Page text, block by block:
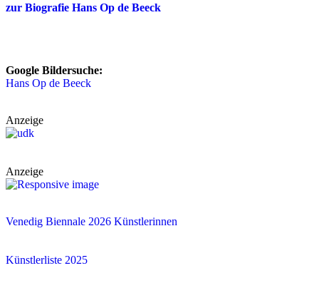
zur Biografie Hans Op de Beeck
Google Bildersuche:
Hans Op de Beeck
Anzeige
Anzeige
Venedig Biennale 2026 Künstlerinnen
Künstlerliste 2025